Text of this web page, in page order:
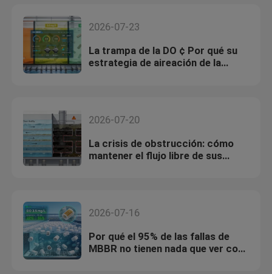
2026-07-23
La trampa de la DO ¢ Por qué su
estrategia de aireación de la
2026-07-20
La crisis de obstrucción: cómo
mantener el flujo libre de sus
2026-07-16
Por qué el 95% de las fallas de
MBBR no tienen nada que ver con